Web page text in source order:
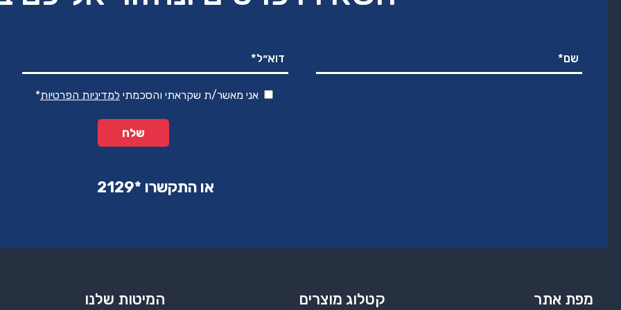
אני מאשר/ת שקראתי והסכמתי למדיניות הפרטיות*
או התקשרו ‏*2129‏
מפת אתר קטלוג מוצרים המיטות שלנו